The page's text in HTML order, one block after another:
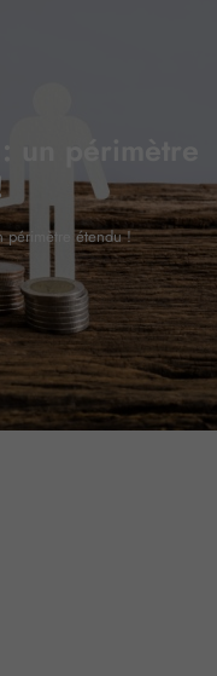
périmètre étendu !